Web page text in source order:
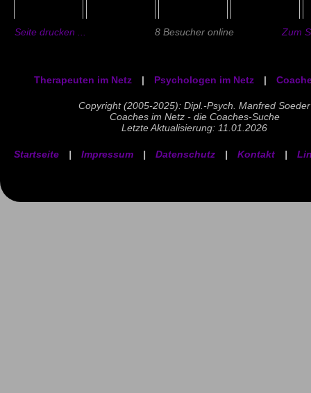
Seite drucken ... 8 Besucher online Zum
Therapeuten im Netz | Psychologen im Netz |
Copyright (2005-2025): Dipl.-Psych. Manfred Soeder
Coaches im Netz - die Coaches-Suche
Letzte Aktualisierung: 11.01.2026
Startseite | Impressum | Datenschutz | Kontakt |